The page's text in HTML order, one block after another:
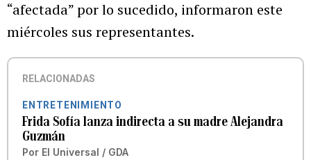
“afectada” por lo sucedido, informaron este
miércoles sus representantes.
RELACIONADAS
ENTRETENIMIENTO
Frida Sofía lanza indirecta a su madre Alejandra
Guzmán
Por El Universal / GDA